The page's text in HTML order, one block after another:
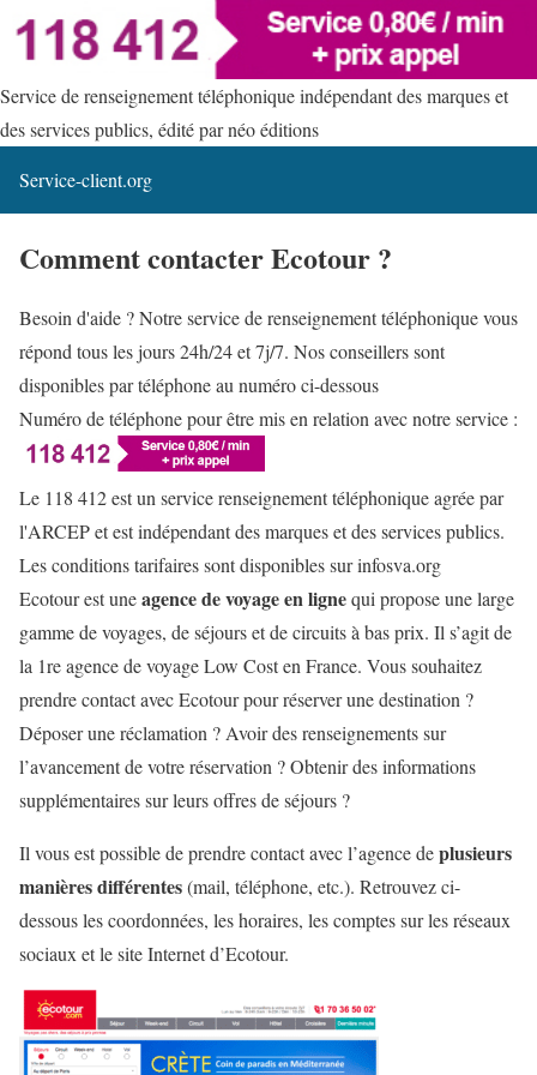
Service de renseignement téléphonique indépendant des marques et
des services publics, édité par néo éditions
Service-client.org
Comment contacter Ecotour ?
Besoin d'aide ? Notre service de renseignement téléphonique vous
répond tous les jours 24h/24 et 7j/7. Nos conseillers sont
disponibles par téléphone au numéro ci-dessous
Numéro de téléphone pour être mis en relation avec notre service :
Le 118 412 est un service renseignement téléphonique agrée par
l'ARCEP et est indépendant des marques et des services publics.
Les conditions tarifaires sont disponibles sur infosva.org
Ecotour est uneagence de voyage en lignequi propose une large
gamme de voyages, de séjours et de circuits à bas prix. Il s’agit de
la 1re agence de voyage Low Cost en France. Vous souhaitez
prendre contact avec Ecotour pour réserver une destination ?
Déposer une réclamation ? Avoir des renseignements sur
l’avancement de votre réservation ? Obtenir des informations
supplémentaires sur leurs offres de séjours ?
Il vous est possible de prendre contact avec l’agence deplusieurs
manières différentes(mail, téléphone, etc.). Retrouvez ci-
dessous les coordonnées, les horaires, les comptes sur les réseaux
sociaux et le site Internet d’Ecotour.